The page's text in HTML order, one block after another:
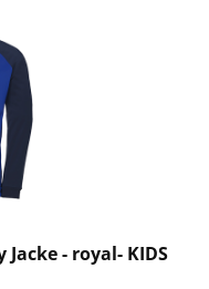
- royal- KIDS